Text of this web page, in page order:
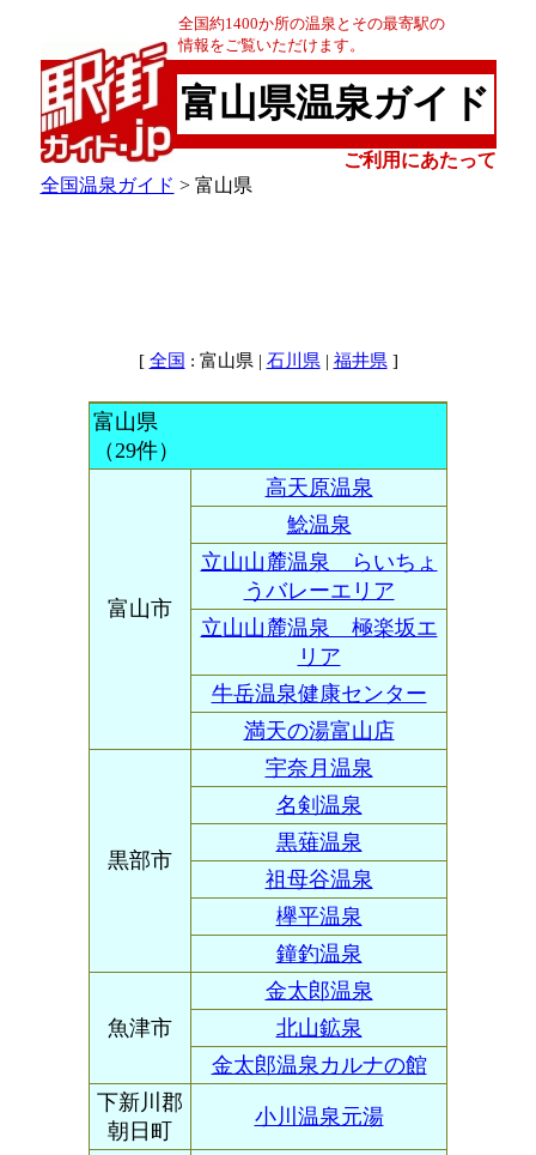
全国約1400か所の温泉とその最寄駅の
情報をご覧いただけます。
富山県温泉ガイド
ご利用にあたって
全国温泉ガイド > 富山県
[ 全国 : 富山県 | 石川県 | 福井県 ]
富山県
（29件）
富山市
高天原温泉
鯰温泉
立山山麓温泉 らいちょ
うバレーエリア
立山山麓温泉 極楽坂エ
リア
牛岳温泉健康センター
満天の湯富山店
黒部市
宇奈月温泉
名剣温泉
黒薙温泉
祖母谷温泉
欅平温泉
鐘釣温泉
魚津市
金太郎温泉
北山鉱泉
金太郎温泉カルナの館
下新川郡
朝日町
小川温泉元湯